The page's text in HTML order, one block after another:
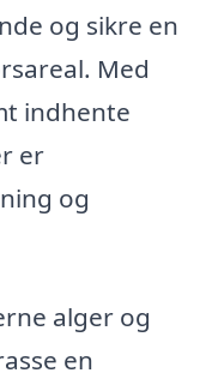
og sikre en
Med
indhente
er
og
alger og
en